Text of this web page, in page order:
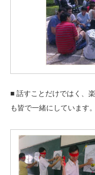
■ 話すことだけではく、
も皆で一緒にしています。